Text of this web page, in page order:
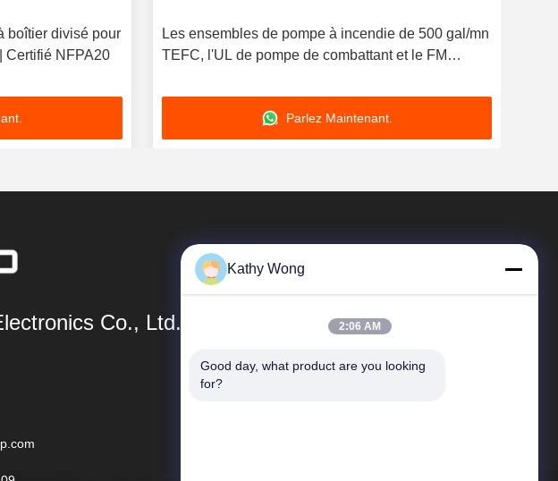
boîtier divisé pour
Certifié NFPA20
Les ensembles de pompe à incendie de 500 gal/mn
TEFC, l'UL de pompe de combattant et le FM
Parlez Maintenant.
Co., Ltd.
Liens Rapides
Kathy Wong
2:06 AM
Good day, what product are you looking
for?